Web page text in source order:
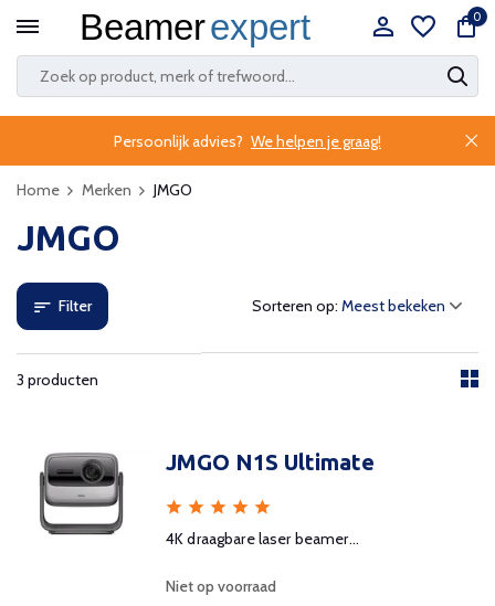
0
Persoonlijk advies? We helpen je graag!
Home Merken JMGO
JMGO
Filter
3 producten
Sorteren op:
JMGO N1S Ultimate
4K draagbare laser beamer...
Niet op voorraad